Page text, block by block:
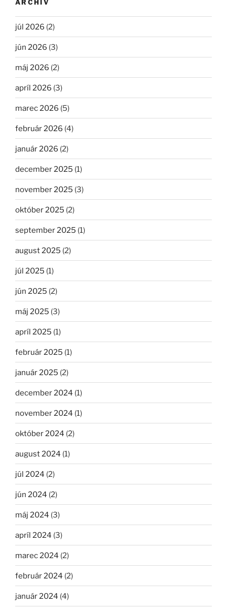
ARCHÍV
júl 2026 (2)
jún 2026 (3)
máj 2026 (2)
apríl 2026 (3)
marec 2026 (5)
február 2026 (4)
január 2026 (2)
december 2025 (1)
november 2025 (3)
október 2025 (2)
september 2025 (1)
august 2025 (2)
júl 2025 (1)
jún 2025 (2)
máj 2025 (3)
apríl 2025 (1)
február 2025 (1)
január 2025 (2)
december 2024 (1)
november 2024 (1)
október 2024 (2)
august 2024 (1)
júl 2024 (2)
jún 2024 (2)
máj 2024 (3)
apríl 2024 (3)
marec 2024 (2)
február 2024 (2)
január 2024 (4)